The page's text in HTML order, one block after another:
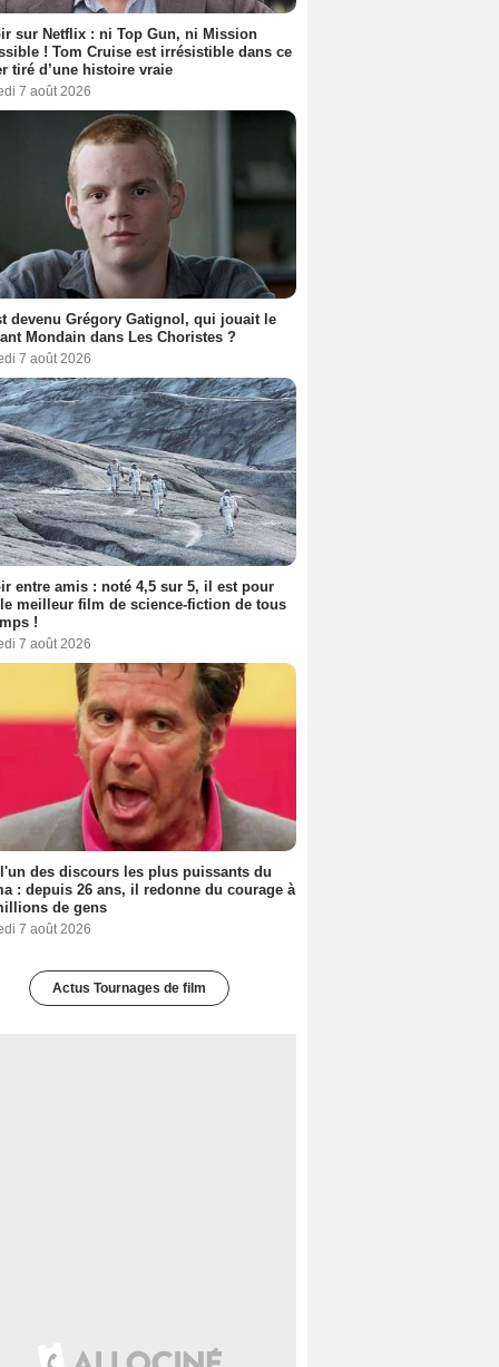
sur Netflix : ni Top Gun, ni Mission
! Tom Cruise est irrésistible dans ce
tiré d’une histoire vraie
7 août 2026
devenu Grégory Gatignol, qui jouait le
Mondain dans Les Choristes ?
7 août 2026
entre amis : noté 4,5 sur 5, il est pour
meilleur film de science-fiction de tous
!
7 août 2026
des discours les plus puissants du
: depuis 26 ans, il redonne du courage à
de gens
7 août 2026
Actus Tournages de film